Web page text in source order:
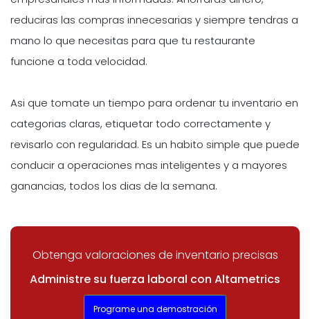
reduciras las compras innecesarias y siempre tendras a
mano lo que necesitas para que tu restaurante
funcione a toda velocidad.
Asi que tomate un tiempo para ordenar tu inventario en
categorias claras, etiquetar todo correctamente y
revisarlo con regularidad. Es un habito simple que puede
conducir a operaciones mas inteligentes y a mayores
ganancias, todos los dias de la semana.
Obtenga valoraciones de inventario precisas
Administre su fuerza laboral con Altametrics
Programe una demostración